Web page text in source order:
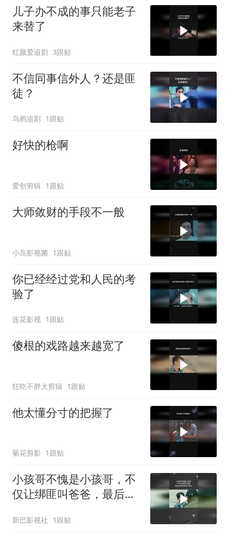
儿子办不成的事只能老子
来替了
红颜爱追剧 3跟贴
不信同事信外人？还是匪
徒？
乌鸦追剧 1跟贴
好快的枪啊
爱创剪辑 1跟贴
大师敛财的手段不一般
小岛影视菌 1跟贴
你已经经过党和人民的考
验了
连花影视 1跟贴
傻根的戏路越来越宽了
狂吃不胖大剪辑 1跟贴
他太懂分寸的把握了
菊花剪影 1跟贴
小孩哥不愧是小孩哥，不
仅让绑匪叫爸爸，最后还
新巴影视社 1跟贴